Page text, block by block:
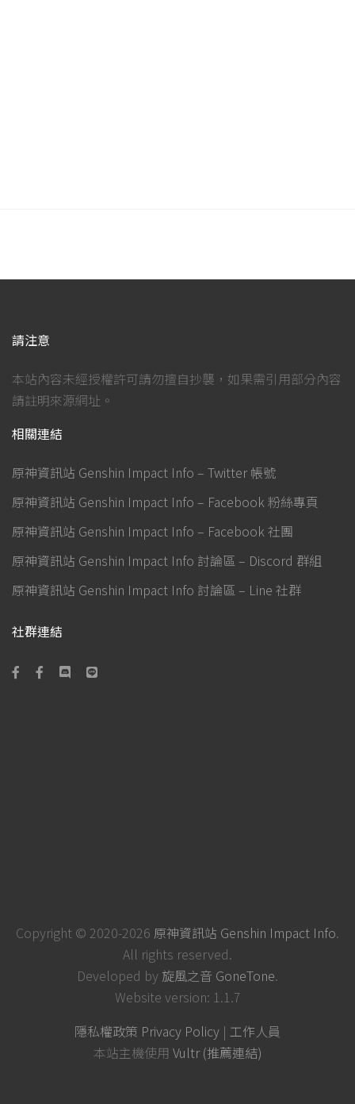
請注意
本站內容未經授權許可請勿擅自抄襲，如果需引用部分內容
請註明來源網址。
相關連結
原神資訊站 Genshin Impact Info – Twitter 帳號
原神資訊站 Genshin Impact Info – Facebook 粉絲專頁
原神資訊站 Genshin Impact Info – Facebook 社團
原神資訊站 Genshin Impact Info 討論區 – Discord 群組
原神資訊站 Genshin Impact Info 討論區 – Line 社群
社群連結
Copyright © 2020-2026 原神資訊站 Genshin Impact Info.
All rights reserved.
Developed by 旋風之音 GoneTone.
Website version: 1.1.7
隱私權政策 Privacy Policy | 工作人員
本站主機使用 Vultr (推薦連結)